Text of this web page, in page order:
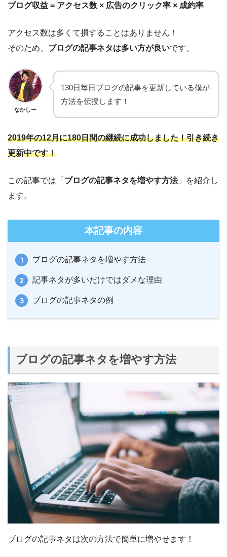
ブログ収益 = アクセス数 × 広告のクリック率 × 成約率
アクセス数は多くて損することはありません！
そのため、 ブログの記事ネタは多い方が良いです。
なかしー
130日毎日ブログの記事を更新している僕が
方法を伝授します！
2019年の12月に180日間の継続に成功しました！引き続き
更新中です！
この記事では「 ブログの記事ネタを増やす方法」を紹介し
ます。
本記事の内容
ブログの記事ネタを増やす方法
記事ネタが多いだけではダメな理由
ブログの記事ネタの例
ブログの記事ネタを増やす方法
ブログの記事ネタは次の方法で簡単に増やせます！